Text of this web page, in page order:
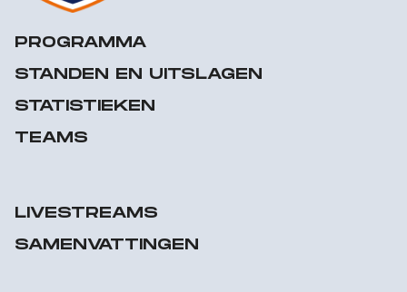
PROGRAMMA
STANDEN EN UITSLAGEN
STATISTIEKEN
TEAMS
LIVESTREAMS
SAMENVATTINGEN